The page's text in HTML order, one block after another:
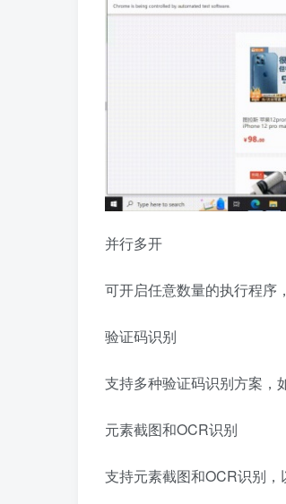
并行多开
可开启任意数量的执行程序
验证码识别
支持多种验证码识别方案，
元素截图和OCR识别
支持元素截图和OCR识别，